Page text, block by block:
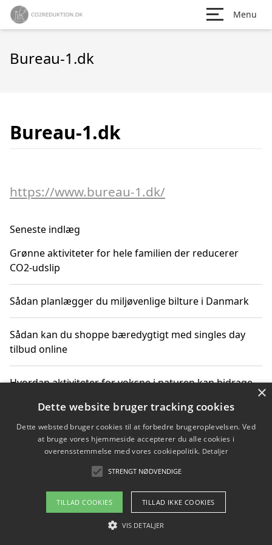
Menu
Bureau-1.dk
Bureau-1.dk
https://www.bureau-1.dk/
Seneste indlæg
Grønne aktiviteter for hele familien der reducerer
CO2-udslip
Sådan planlægger du miljøvenlige bilture i Danmark
Sådan kan du shoppe bæredygtigt med singles day
tilbud online
Hvordan aktiviteter for voksne i naturen kan bidrage
Sådan planlægger du dine vigtige datoer for CO2-
reduktion
Copyright 2026 - Pilanto Aps
Om / kontakt
×
Dette website bruger tracking cookies
Dette websted bruger cookies til at forbedre brugeroplevelsen. Ved
at bruge vores hjemmeside accepterer du alle cookies i
overensstemmelse med vores cookiepolitik. Detaljer
STRENGT NØDVENDIGE
TILLAD COOKIES TILLAD IKKE COOKIES
VIS DETALJER